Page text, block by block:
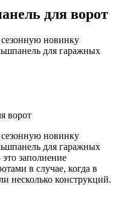
для ворот
новинку
для гаражных
ворот
новинку
для гаражных
заполнение
в случае, когда в
несколько конструкций.